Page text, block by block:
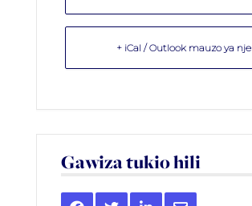
+ iCal / Outlook mauzo ya nje
Gawiza tukio hili